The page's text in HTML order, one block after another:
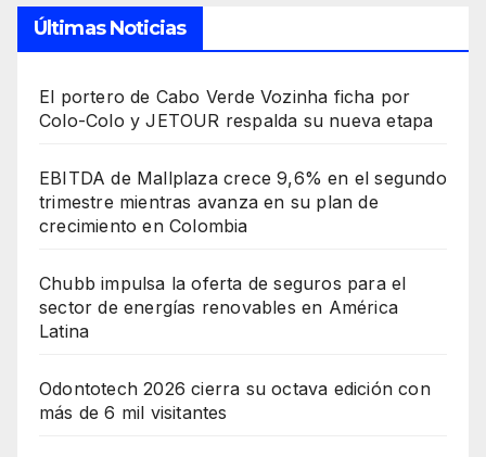
Últimas Noticias
El portero de Cabo Verde Vozinha ficha por
Colo-Colo y JETOUR respalda su nueva etapa
EBITDA de Mallplaza crece 9,6% en el segundo
trimestre mientras avanza en su plan de
crecimiento en Colombia
Chubb impulsa la oferta de seguros para el
sector de energías renovables en América
Latina
Odontotech 2026 cierra su octava edición con
más de 6 mil visitantes